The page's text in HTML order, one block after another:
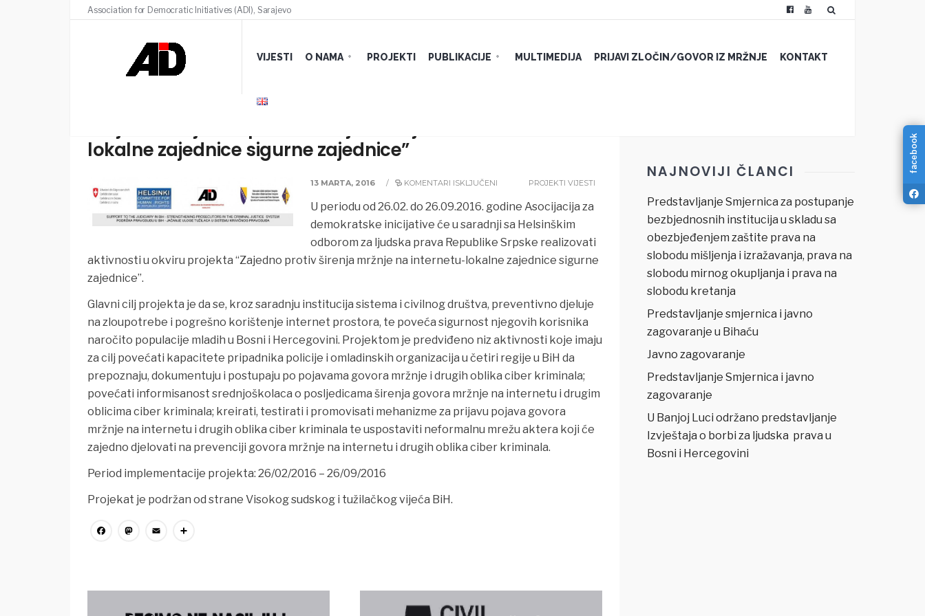
Association for Democratic Initiatives (ADI), Sarajevo
VIJESTI O NAMA PROJEKTI PUBLIKACIJE MULTIMEDIJA PRIJAVI ZLOČIN/GOVOR IZ MRŽNJE KONTAKT
lokalne zajednice sigurne zajednice”
13 MARTA, 2016 / KOMENTARI ISKLJUČENI PROJEKTI VIJESTI
U periodu od 26.02. do 26.09.2016. godine Asocijacija za
demokratske inicijative će u saradnji sa Helsinškim
odborom za ljudska prava Republike Srpske realizovati
aktivnosti u okviru projekta “Zajedno protiv širenja mržnje na internetu-lokalne zajednice sigurne
zajednice”.
Glavni cilj projekta je da se, kroz saradnju institucija sistema i civilnog društva, preventivno djeluje
na zloupotrebe i pogrešno korištenje internet prostora, te poveća sigurnost njegovih korisnika
naročito populacije mladih u Bosni i Hercegovini. Projektom je predviđeno niz aktivnosti koje imaju
za cilj povećati kapacitete pripadnika policije i omladinskih organizacija u četiri regije u BiH da
prepoznaju, dokumentuju i postupaju po pojavama govora mržnje i drugih oblika ciber kriminala;
povećati informisanost srednjoškolaca o posljedicama širenja govora mržnje na internetu i drugim
oblicima ciber kriminala; kreirati, testirati i promovisati mehanizme za prijavu pojava govora
mržnje na internetu i drugih oblika ciber kriminala te uspostaviti neformalnu mrežu aktera koji će
zajedno djelovati na prevenciji govora mržnje na internetu i drugih oblika ciber kriminala.
Period implementacije projekta: 26/02/2016 – 26/09/2016
Projekat je podržan od strane Visokog sudskog i tužilačkog vijeća BiH.
Facebook
Mastodon
Email
NAJNOVIJI ČLANCI
Predstavljanje Smjernica za postupanje
bezbjednosnih institucija u skladu sa
obezbjeđenjem zaštite prava na
slobodu mišljenja i izražavanja, prava na
slobodu mirnog okupljanja i prava na
slobodu kretanja
Predstavljanje smjernica i javno
zagovaranje u Bihaću
Javno zagovaranje
Predstavljanje Smjernica i javno
zagovaranje
U Banjoj Luci održano predstavljanje
Izvještaja o borbi za ljudska prava u
Bosni i Hercegovini
facebook